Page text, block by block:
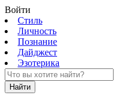
Войти
Стиль
Личность
Познание
Дайджест
Эзотерика
Найти